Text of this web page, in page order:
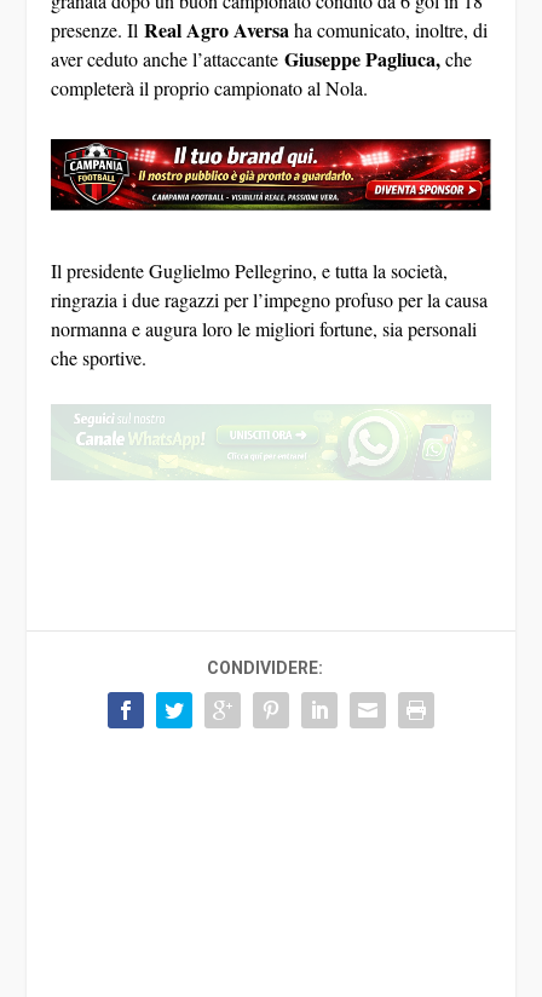
presenze. IlReal Agro Aversa ha comunicato, inoltre, di
aver ceduto anche l’attaccanteGiuseppe Pagliuca,che
completerà il proprio campionato al Nola.
Il presidente Guglielmo Pellegrino, e tutta la società,
ringrazia i due ragazzi per l’impegno profuso per la causa
normanna e augura loro le migliori fortune, sia personali
che sportive.
CONDIVIDERE: